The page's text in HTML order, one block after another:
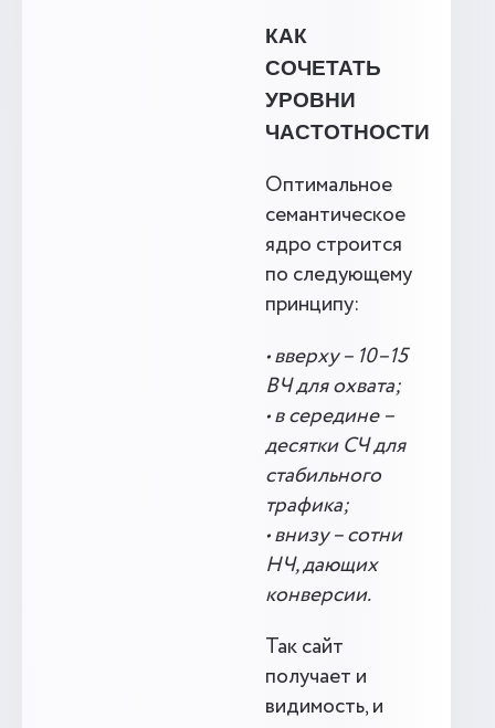
КАК
СОЧЕТАТЬ
УРОВНИ
ЧАСТОТНОСТИ
Оптимальное
семантическое
ядро строится
по следующему
принципу:
• вверху – 10–15
ВЧ для охвата;
• в середине –
десятки СЧ для
стабильного
трафика;
• внизу – сотни
НЧ, дающих
конверсии.
Так сайт
получает и
видимость, и